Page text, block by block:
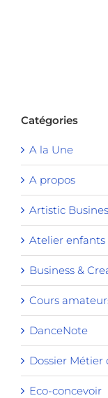
Catégories
A la Une
A propos
Artistic
Atelier enfants
Business &
Cours
DanceNote
Dossier
Eco-concevoir